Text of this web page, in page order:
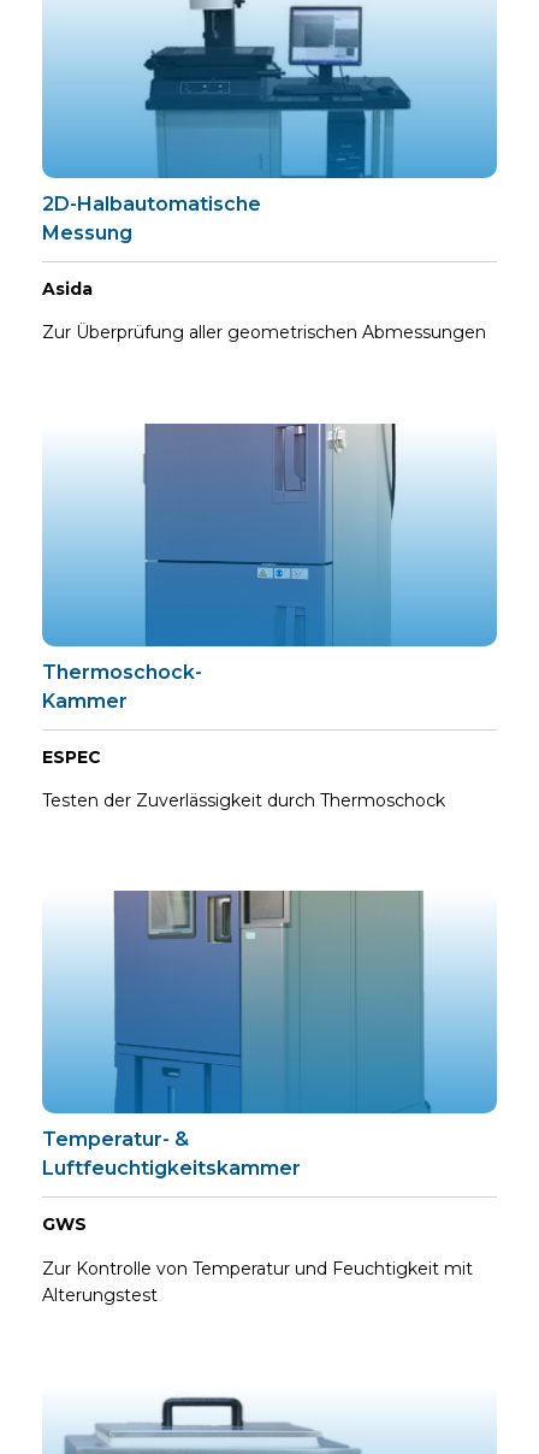
2D-Halbautomatische
Messung
Asida
Zur Überprüfung aller geometrischen Abmessungen
Thermoschock-
Kammer
ESPEC
Testen der Zuverlässigkeit durch Thermoschock
Temperatur- &
Luftfeuchtigkeitskammer
GWS
Zur Kontrolle von Temperatur und Feuchtigkeit mit
Alterungstest